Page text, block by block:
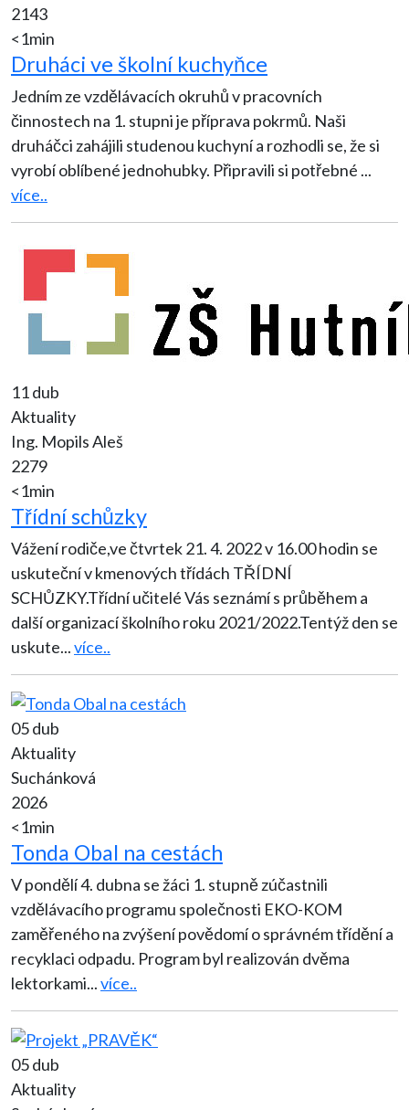
2143
<1min
Druháci ve školní kuchyňce
Jedním ze vzdělávacích okruhů v pracovních
činnostech na 1. stupni je příprava pokrmů. Naši
druháčci zahájili studenou kuchyní a rozhodli se, že si
vyrobí oblíbené jednohubky. Připravili si potřebné ...
více..
11 dub
Aktuality
Ing. Mopils Aleš
2279
<1min
Třídní schůzky
Vážení rodiče,ve čtvrtek 21. 4. 2022 v 16.00 hodin se
uskuteční v kmenových třídách TŘÍDNÍ
SCHŮZKY.Třídní učitelé Vás seznámí s průběhem a
další organizací školního roku 2021/2022.Tentýž den se
uskute...více..
05 dub
Aktuality
Suchánková
2026
<1min
Tonda Obal na cestách
V pondělí 4. dubna se žáci 1. stupně zúčastnili
vzdělávacího programu společnosti EKO-KOM
zaměřeného na zvýšení povědomí o správném třídění a
recyklaci odpadu. Program byl realizován dvěma
lektorkami...více..
05 dub
Aktuality